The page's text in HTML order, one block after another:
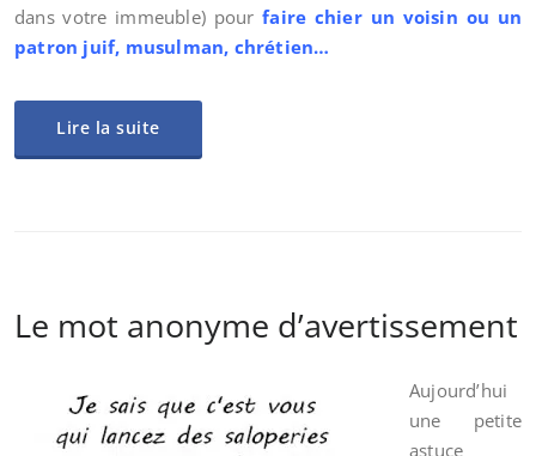
dans votre immeuble) pourfaire chier un voisin ou un
patron juif, musulman, chrétien…
Lire la suite
Le mot anonyme d’avertissement
Aujourd’hui
une petite
astuce